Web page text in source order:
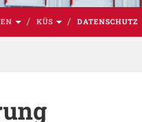
KÜS DATENSCHUTZ